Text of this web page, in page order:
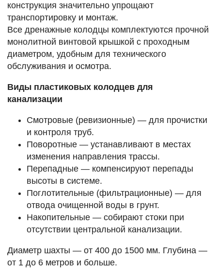
конструкция значительно упрощают
транспортировку и монтаж.
Все дренажные колодцы комплектуются прочной
монолитной винтовой крышкой с проходным
диаметром, удобным для технического
обслуживания и осмотра.
Виды пластиковых колодцев для
канализации
Смотровые (ревизионные) — для прочистки
и контроля труб.
Поворотные — устанавливают в местах
изменения направления трассы.
Перепадные — компенсируют перепады
высоты в системе.
Поглотительные (фильтрационные) — для
отвода очищенной воды в грунт.
Накопительные — собирают стоки при
отсутствии центральной канализации.
Диаметр шахты — от 400 до 1500 мм. Глубина —
от 1 до 6 метров и больше.